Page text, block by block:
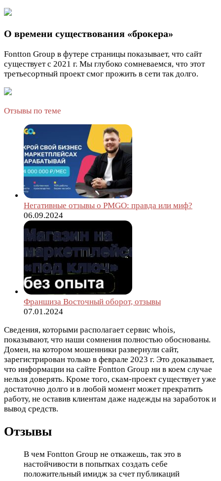
О времени существования «брокера»
Fontton Group в футере страницы показывает, что сайт
существует с 2021 г. Мы глубоко сомневаемся, что этот
третьесортный проект смог прожить в сети так долго.
Отзывы по теме
Негативные отзывы о PMGO: правда или миф?
06.09.2024
Франшиза Восточный оборот, отзывы
07.01.2024
Сведения, которыми располагает сервис whois,
показывают, что наши сомнения полностью обоснованы.
Домен, на котором мошенники развернули сайт,
зарегистрирован только в феврале 2023 г. Это доказывает,
что информации на сайте Fontton Group ни в коем случае
нельзя доверять. Кроме того, скам-проект существует уже
достаточно долго и в любой момент может прекратить
работу, не оставив клиентам даже надежды на заработок и
вывод средств.
Отзывы
В чем Fontton Group не откажешь, так это в
настойчивости в попытках создать себе
положительный имидж за счет публикаций